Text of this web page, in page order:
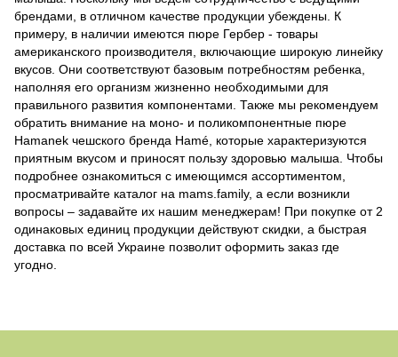
брендами, в отличном качестве продукции убеждены. К
примеру, в наличии имеются пюре Гербер - товары
американского производителя, включающие широкую линейку
вкусов. Они соответствуют базовым потребностям ребенка,
наполняя его организм жизненно необходимыми для
правильного развития компонентами. Также мы рекомендуем
обратить внимание на моно- и поликомпонентные пюре
Hamanek чешского бренда Hamé, которые характеризуются
приятным вкусом и приносят пользу здоровью малыша. Чтобы
подробнее ознакомиться с имеющимся ассортиментом,
просматривайте каталог на mams.family, а если возникли
вопросы – задавайте их нашим менеджерам! При покупке от 2
одинаковых единиц продукции действуют скидки, а быстрая
доставка по всей Украине позволит оформить заказ где
угодно.